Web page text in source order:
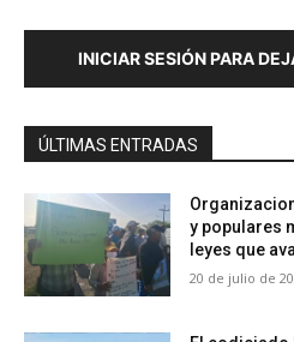
INICIAR SESIÓN PARA
ÚLTIMAS ENTRADAS
y populares
leyes que
20 de julio de